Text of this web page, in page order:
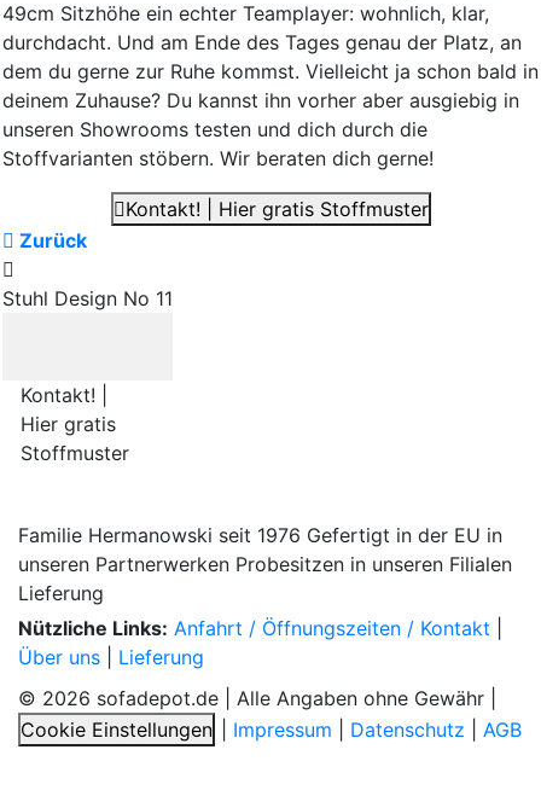
49cm Sitzhöhe ein echter Teamplayer: wohnlich, klar,
durchdacht. Und am Ende des Tages genau der Platz, an
dem du gerne zur Ruhe kommst. Vielleicht ja schon bald in
deinem Zuhause? Du kannst ihn vorher aber ausgiebig in
unseren Showrooms testen und dich durch die
Stoffvarianten stöbern. Wir beraten dich gerne!
Kontakt! | Hier gratis Stoffmuster
Zurück
Stuhl Design No 11
Kontakt! |
Hier gratis
Stoffmuster
Familie Hermanowski seit 1976 Gefertigt in der EU in
unseren Partnerwerken Probesitzen in unseren Filialen
Lieferung
Nützliche Links: Anfahrt / Öffnungszeiten / Kontakt
Über uns
Lieferung
© 2026 sofadepot.de | Alle Angaben ohne Gewähr |
Cookie Einstellungen
Impressum Datenschutz AGB